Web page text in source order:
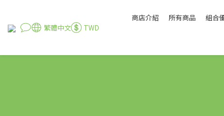
繁體中文 TWD
商店介紹 所有商品 組合